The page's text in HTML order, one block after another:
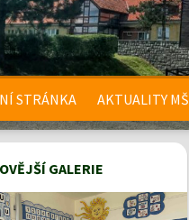
STRÁNKA AKTUALITY MŠ
GALERIE